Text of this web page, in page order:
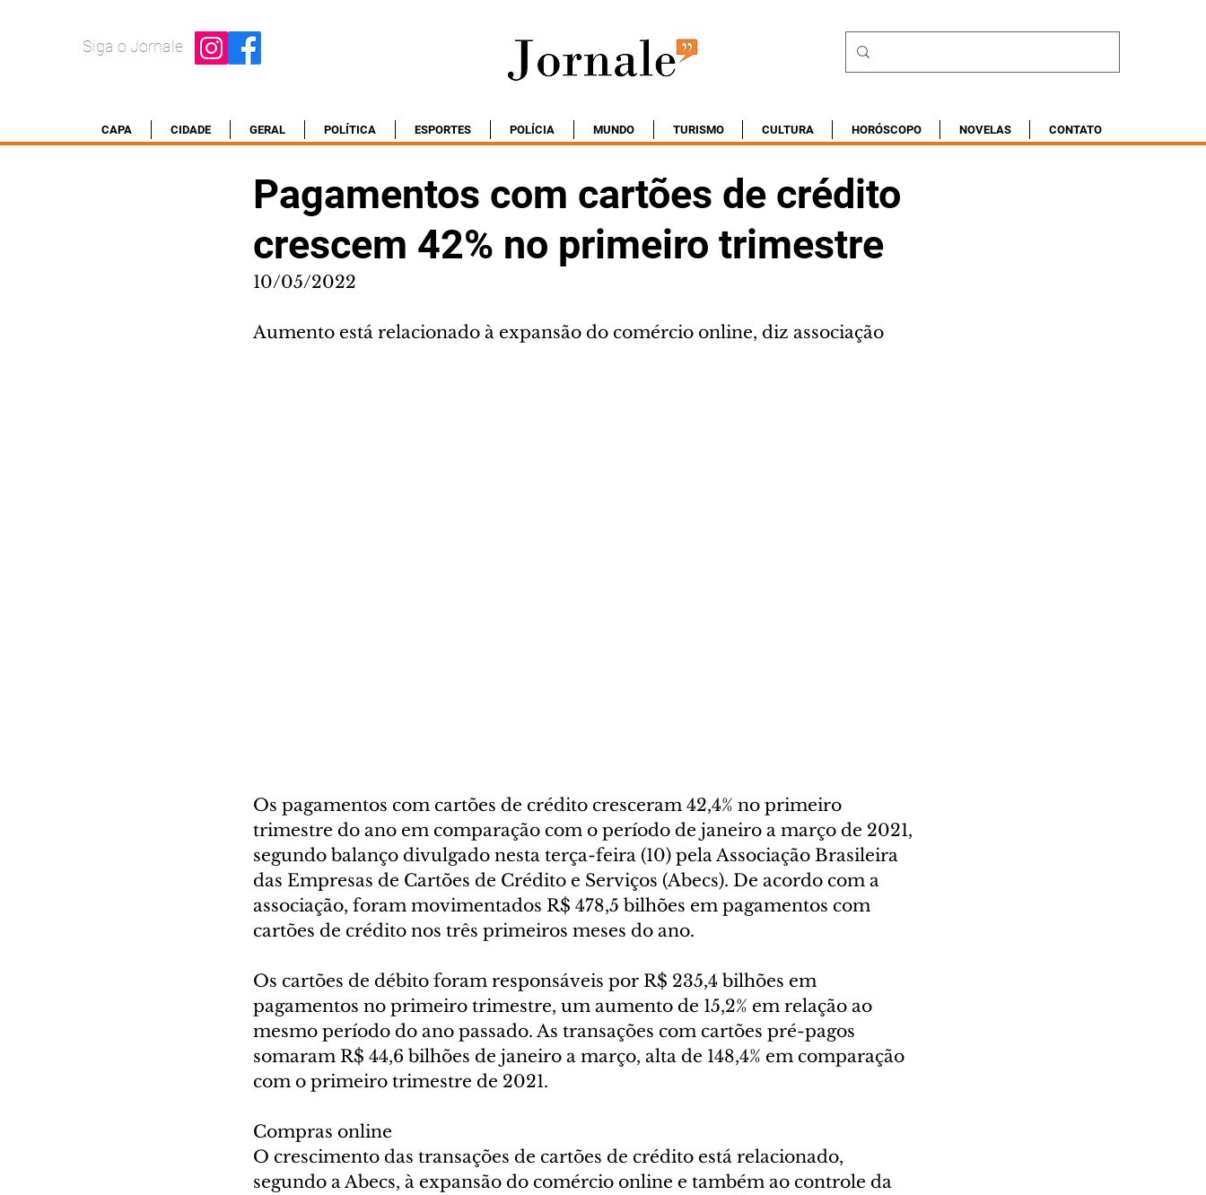
Siga o Jornale
CAPA CIDADE GERAL POLÍTICA ESPORTES POLÍCIA MUNDO TURISMO CULTURA HORÓSCOPO NOVELAS CONTATO
Pagamentos com cartões de crédito
crescem 42% no primeiro trimestre
10/05/2022
Aumento está relacionado à expansão do comércio online, diz associação
Os pagamentos com cartões de crédito cresceram 42,4% no primeiro
trimestre do ano em comparação com o período de janeiro a março de 2021,
segundo balanço divulgado nesta terça-feira (10) pela Associação Brasileira
das Empresas de Cartões de Crédito e Serviços (Abecs). De acordo com a
associação, foram movimentados R$ 478,5 bilhões em pagamentos com
cartões de crédito nos três primeiros meses do ano.
Os cartões de débito foram responsáveis por R$ 235,4 bilhões em
pagamentos no primeiro trimestre, um aumento de 15,2% em relação ao
mesmo período do ano passado. As transações com cartões pré-pagos
somaram R$ 44,6 bilhões de janeiro a março, alta de 148,4% em comparação
com o primeiro trimestre de 2021.
Compras online
O crescimento das transações de cartões de crédito está relacionado,
segundo a Abecs, à expansão do comércio online e também ao controle da